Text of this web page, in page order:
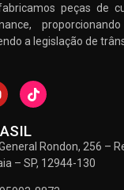
peças de
a legislação de
Rondon, 256 –
– SP, 12944-130